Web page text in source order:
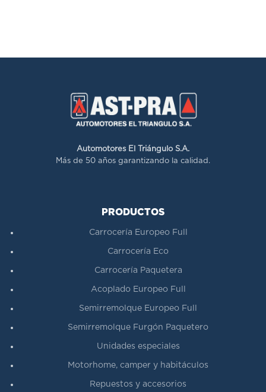
Automotores El Triángulo S.A.
Más de 50 años garantizando la calidad.
PRODUCTOS
Carrocería Europeo Full
Carrocería Eco
Carrocería Paquetera
Acoplado Europeo Full
Semirremolque Europeo Full
Semirremolque Furgón Paquetero
Unidades especiales
Motorhome, camper y habitáculos
Repuestos y accesorios